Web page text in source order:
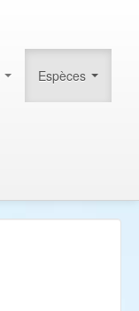
Espèces